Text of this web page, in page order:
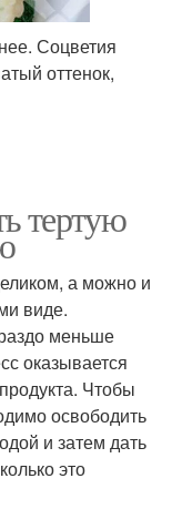
Соцветия
оттенок,
тертую
а можно и
виде.
меньше
оказывается
Чтобы
освободить
и затем дать
это